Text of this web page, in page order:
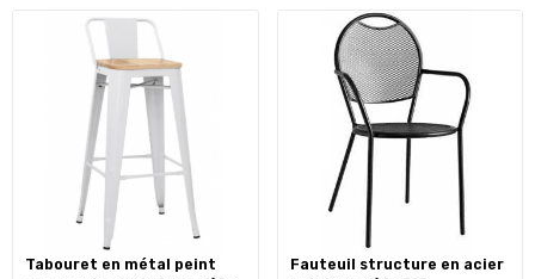
tabouret en métal peint
fauteuil structure en acier